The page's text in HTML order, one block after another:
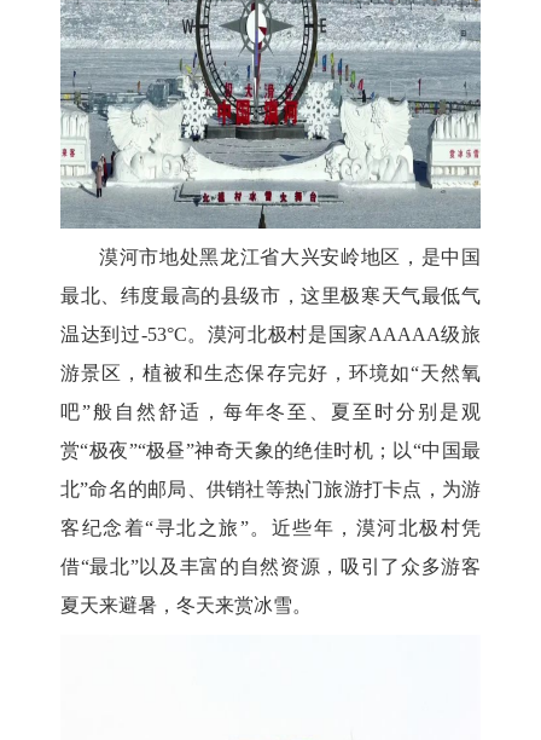
漠河市地处黑龙江省大兴安岭地区，是中国
最北、纬度最高的县级市，这里极寒天气最低气
温达到过-53°C。漠河北极村是国家AAAAA级旅
游景区，植被和生态保存完好，环境如“天然氧
吧”般自然舒适，每年冬至、夏至时分别是观
赏“极夜”“极昼”神奇天象的绝佳时机；以“中国最
北”命名的邮局、供销社等热门旅游打卡点，为游
客纪念着“寻北之旅”。近些年，漠河北极村凭
借“最北”以及丰富的自然资源，吸引了众多游客
夏天来避暑，冬天来赏冰雪。